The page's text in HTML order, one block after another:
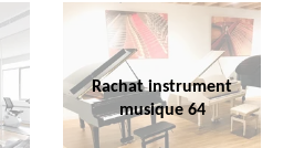
Rachat instrument
musique 64